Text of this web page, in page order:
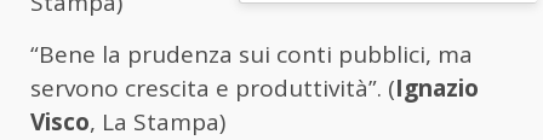
“Bene la prudenza sui conti pubblici, ma
servono crescita e produttività”. (Ignazio
Visco, La Stampa)